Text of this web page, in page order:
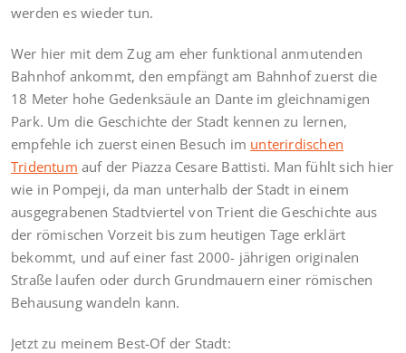
werden es wieder tun.
Wer hier mit dem Zug am eher funktional anmutenden
Bahnhof ankommt, den empfängt am Bahnhof zuerst die
18 Meter hohe Gedenksäule an Dante im gleichnamigen
Park. Um die Geschichte der Stadt kennen zu lernen,
empfehle ich zuerst einen Besuch im unterirdischen
Tridentum auf der Piazza Cesare Battisti. Man fühlt sich hier
wie in Pompeji, da man unterhalb der Stadt in einem
ausgegrabenen Stadtviertel von Trient die Geschichte aus
der römischen Vorzeit bis zum heutigen Tage erklärt
bekommt, und auf einer fast 2000- jährigen originalen
Straße laufen oder durch Grundmauern einer römischen
Behausung wandeln kann.
Jetzt zu meinem Best-Of der Stadt: